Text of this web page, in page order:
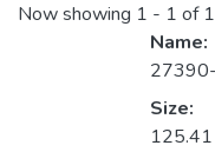
Now showing 1 - 1 of 1
Name:
Size: